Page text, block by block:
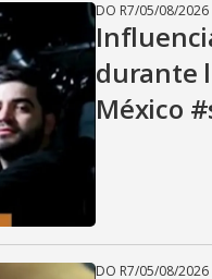
DO R7/05/08/2026
durante
México
DO R7/05/08/2026